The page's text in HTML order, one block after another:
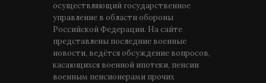
осуществляющий государственное
управление в области обороны
Российской Федерации. На сайте
представлены последние военные
новости, ведётся обсуждение вопросов,
касающихся военной ипотеки, пенсии
военным пенсионерами прочих